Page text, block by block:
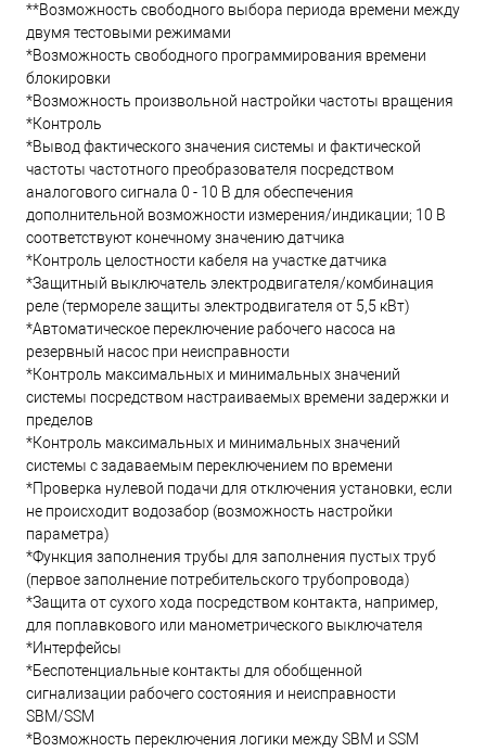
**Возможность свободного выбора периода времени между
двумя тестовыми режимами
*Возможность свободного программирования времени
блокировки
*Возможность произвольной настройки частоты вращения
*Контроль
*Вывод фактического значения системы и фактической
частоты частотного преобразователя посредством
аналогового сигнала 0 - 10 В для обеспечения
дополнительной возможности измерения/индикации; 10 В
соответствуют конечному значению датчика
*Контроль целостности кабеля на участке датчика
*Защитный выключатель электродвигателя/комбинация
реле (термореле защиты электродвигателя от 5,5 кВт)
*Автоматическое переключение рабочего насоса на
резервный насос при неисправности
*Контроль максимальных и минимальных значений
системы посредством настраиваемых времени задержки и
пределов
*Контроль максимальных и минимальных значений
системы с задаваемым переключением по времени
*Проверка нулевой подачи для отключения установки, если
не происходит водозабор (возможность настройки
параметра)
*Функция заполнения трубы для заполнения пустых труб
(первое заполнение потребительского трубопровода)
*Защита от сухого хода посредством контакта, например,
для поплавкового или манометрического выключателя
*Интерфейсы
*Беспотенциальные контакты для обобщенной
сигнализации рабочего состояния и неисправности
SBM/SSM
*Возможность переключения логики между SBM и SSM